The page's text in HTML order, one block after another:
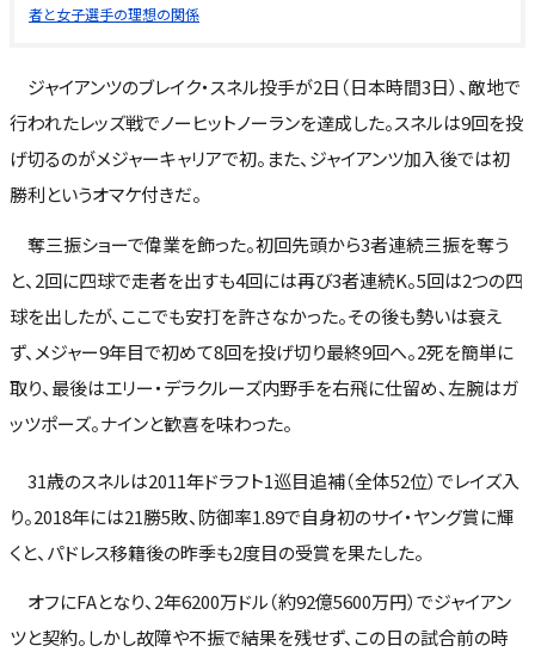
者と女子選手の理想の関係
ジャイアンツのブレイク・スネル投手が2日（日本時間3日）、敵地で
行われたレッズ戦でノーヒットノーランを達成した。スネルは9回を投
げ切るのがメジャーキャリアで初。また、ジャイアンツ加入後では初
勝利というオマケ付きだ。
奪三振ショーで偉業を飾った。初回先頭から3者連続三振を奪う
と、2回に四球で走者を出すも4回には再び3者連続K。5回は2つの四
球を出したが、ここでも安打を許さなかった。その後も勢いは衰え
ず、メジャー9年目で初めて8回を投げ切り最終9回へ。2死を簡単に
取り、最後はエリー・デラクルーズ内野手を右飛に仕留め、左腕はガ
ッツポーズ。ナインと歓喜を味わった。
31歳のスネルは2011年ドラフト1巡目追補（全体52位）でレイズ入
り。2018年には21勝5敗、防御率1.89で自身初のサイ・ヤング賞に輝
くと、パドレス移籍後の昨季も2度目の受賞を果たした。
オフにFAとなり、2年6200万ドル（約92億5600万円）でジャイアン
ツと契約。しかし故障や不振で結果を残せず、この日の試合前の時